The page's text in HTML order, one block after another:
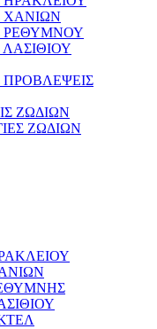
ΧΑΝΙΩΝ
ΡΕΘΥΜΝΟΥ
ΖΩΔΙΩΝ
ΖΩΔΙΩΝ